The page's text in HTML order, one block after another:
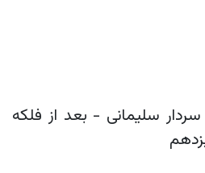
سلیمانی - بعد از فلکه